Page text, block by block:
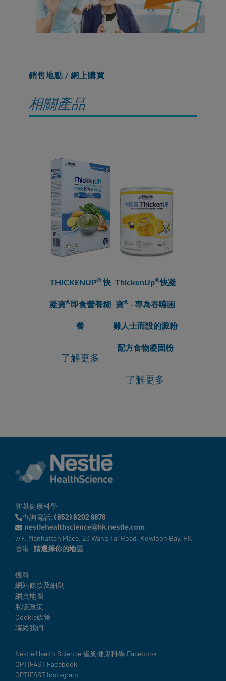
銷售地點 / 網上購買
相關產品
THICKENUP® 快
凝寶®即食營養糊
餐
了解更多
ThickenUp®快凝
寶® - 專為吞嚥困
難人士而設的澱粉
配方食物凝固粉
了解更多
雀巢健康科學
查詢電話: (852) 8202 9876
7/F, Manhattan Place, 23 Wang Tai Road, Kowloon Bay, HK
香港 -請選擇你的地區
Legal
搜尋
網站條款及細則
網頁地圖
私隱政策
Cookie政策
聯絡我們
Social
details
Nestle Health Science 雀巢健康科學 Facebook
OPTIFAST Facebook
OPTIFAST Instagram